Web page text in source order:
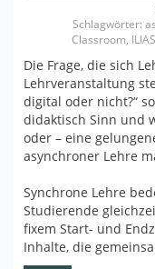
Schlagwörter:
Classroom,
Die Frage, die sich
Lehrveranstaltung
digital oder nicht?“
didaktisch Sinn und
oder – eine
asynchroner Lehre
Synchrone Lehre
Studierende
fixem Start- und
Inhalte, die